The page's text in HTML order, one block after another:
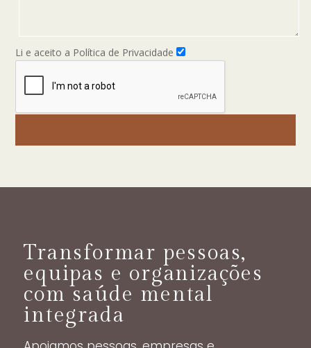
Li e aceito a Política de Privacidade
Transformar pessoas,
equipas e organizações
com saúde mental
integrada